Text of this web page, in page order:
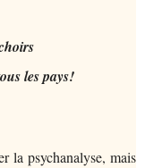
les pays!
la psychanalyse, mais